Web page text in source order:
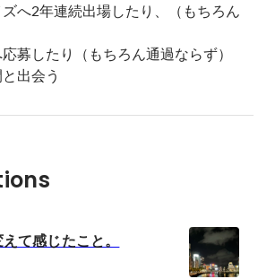
へ2年連続出場したり、（もちろん
募したり（もちろん通過ならず）
て感じたこと。